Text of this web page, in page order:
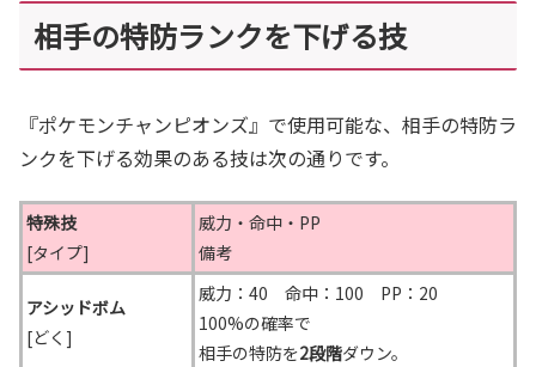
相手の特防ランクを下げる技
『ポケモンチャンピオンズ』で使用可能な、相手の特防ラ
ンクを下げる効果のある技は次の通りです。
特殊技
[タイプ]
威力・命中・PP
備考
アシッドボム
[どく]
威力：40 命中：100 PP：20
100%の確率で
相手の特防を2段階ダウン。